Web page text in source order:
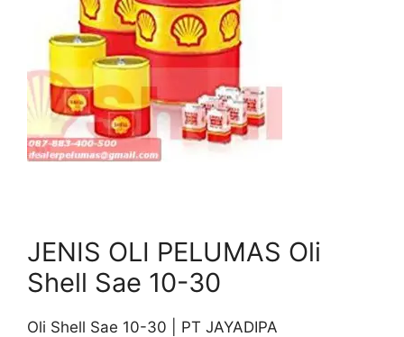
JENIS OLI PELUMAS Oli
Shell Sae 10-30
Oli Shell Sae 10-30 | PT JAYADIPA